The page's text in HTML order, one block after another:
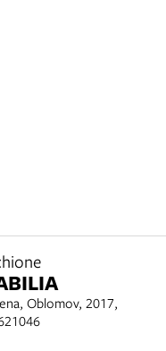
Oblomov, 2017,